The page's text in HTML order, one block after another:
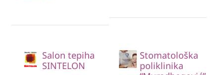
Salon tepiha
SINTELON
Stomatološka
poliklinika